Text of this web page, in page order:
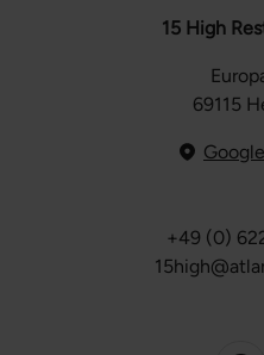
15 High
69115
+49 (0)